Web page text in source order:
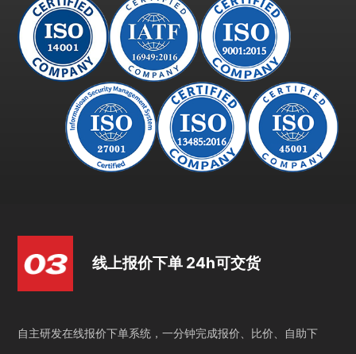
线上报价下单 24h可交货
自主研发在线报价下单系统，一分钟完成报价、比价、自助下